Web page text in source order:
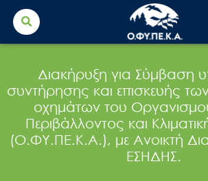
Search
for:
Διακήρυξη για Σύμβαση
συντήρησης και επισκευής
οχημάτων του
Περιβάλλοντος και
(Ο.ΦΥ.ΠΕ.Κ.Α.), με Ανοικτή
ΕΣΗΔΗΣ.